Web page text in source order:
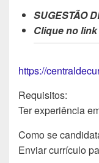
SUGESTÃO
Clique no
https://
Requisitos:
Ter experiência
Como se
Enviar currículo